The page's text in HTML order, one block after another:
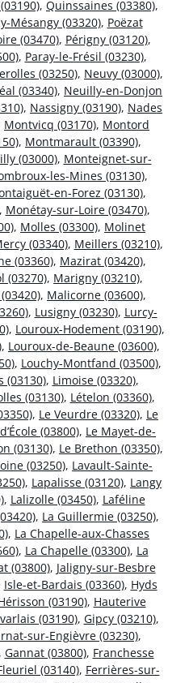
, Quinssaines (03380),
Mésangy (03320), Poëzat
(03470), Périgny (03120),
, Paray-le-Frésil (03230),
(03250), Neuvy (03000),
(03340), Neuilly-en-Donjon
, Nassigny (03190), Nades
Montvicq (03170), Montord
, Montmarault (03390),
(03000), Monteignet-sur-
les-Mines (03130),
en-Forez (03130),
Monétay-sur-Loire (03470),
, Molles (03300), Molinet
(03340), Meillers (03210),
(03360), Mazirat (03420),
(03270), Marigny (03210),
, Malicorne (03600),
, Lusigny (03230), Lurcy-
, Louroux-Hodement (03190),
, Louroux-de-Beaune (03600),
, Louchy-Montfand (03500),
(03130), Limoise (03320),
(03130), Lételon (03360),
, Le Veurdre (03320), Le
(03800), Le Mayet-de-
(03130), Le Brethon (03350),
(03250), Lavault-Sainte-
, Lapalisse (03120), Langy
, Lalizolle (03450), Laféline
, La Guillermie (03250),
, La Chapelle-aux-Chasses
, La Chapelle (03300), La
(03800), Jaligny-sur-Besbre
Isle-et-Bardais (03360), Hyds
(03190), Hauterive
(03190), Gipcy (03210),
sur-Engièvre (03230),
Gannat (03800), Franchesse
(03140), Ferrières-sur-